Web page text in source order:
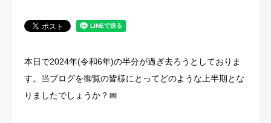
本日で2024年(令和6年)の半分が過ぎ去ろうとしておりま
す。当ブログを御覧の皆様にとってどのような上半期とな
りましたでしょうか？📅